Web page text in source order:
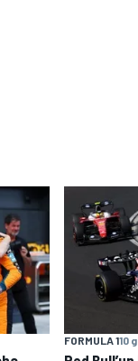
FORMULA 110 g